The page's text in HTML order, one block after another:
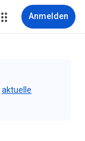
Anmelden
aktuelle